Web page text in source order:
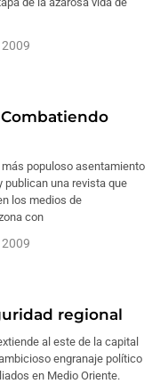
Combatiendo
más populoso asentamiento
publican una revista que
los medios de
con
regional
al este de la capital
engranaje político
en Medio Oriente.